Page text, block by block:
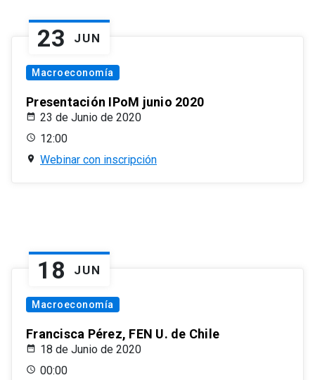
23 JUN
Macroeconomía
Presentación IPoM junio 2020
23 de Junio de 2020
12:00
Webinar con inscripción
18 JUN
Macroeconomía
Francisca Pérez, FEN U. de Chile
18 de Junio de 2020
00:00